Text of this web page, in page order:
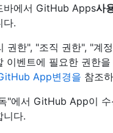
바에서 GitHub Apps사
다.
권한", "조직 권한", "계
이벤트에 필요한 권한
App변경을 참조
"에서 GitHub App이 수
니다.